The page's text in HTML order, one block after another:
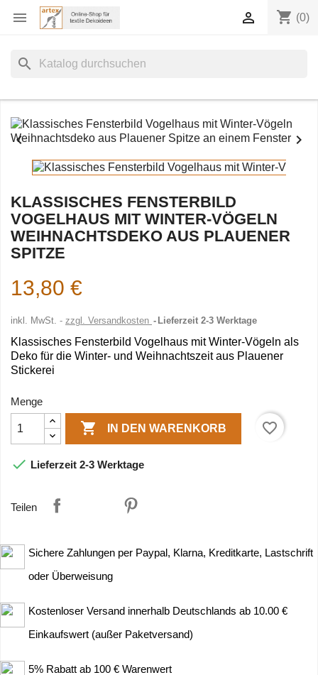
 shopping_cart (0)

search
 
KLASSISCHES FENSTERBILD
VOGELHAUS MIT WINTER-VÖGELN
WEIHNACHTSDEKO AUS PLAUENER
SPITZE
13,80 €
inkl. MwSt. zzgl. Versandkosten Lieferzeit 2-3 Werktage
Klassisches Fensterbild Vogelhaus mit Winter-Vögeln als
Deko für die Winter- und Weihnachtszeit aus Plauener
Stickerei
Menge
 IN DEN WARENKORB favorite_border
 Lieferzeit 2-3 Werktage
Teilen
Sichere Zahlungen per Paypal, Klarna, Kreditkarte, Lastschrift
oder Überweisung
Kostenloser Versand innerhalb Deutschlands ab 10.00 €
Einkaufswert (außer Paketversand)
5% Rabatt ab 100 € Warenwert